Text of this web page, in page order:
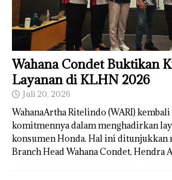
Wahana Condet Buktikan
Layanan di KLHN 2026
Juli 20, 2026
WahanaArtha Ritelindo (WARI)
komitmennya dalam menghadirkan
konsumen Honda. Hal ini ditunjukkan
Branch Head Wahana Condet, Hendra